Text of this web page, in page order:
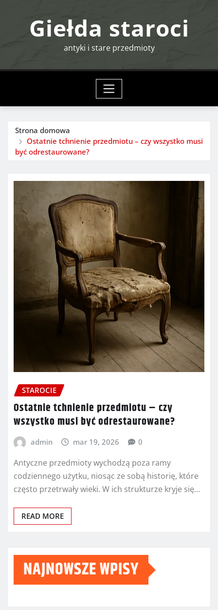
Giełda staroci
antyki i stare przedmioty
Strona domowa
Ostatnie tchnienie przedmiotu – czy wszystko musi
być odrestaurowane?
STAROCIE
Ostatnie tchnienie przedmiotu – czy
wszystko musi być odrestaurowane?
admin mar 19, 2026 0
Antyczne przedmioty wychodzą poza ramy
codziennego użytku, niosąc ze sobą historię, które
często przetrwały wieki. W ich strukturze kryje się…
READ MORE
NAJNOWSZE WPISY